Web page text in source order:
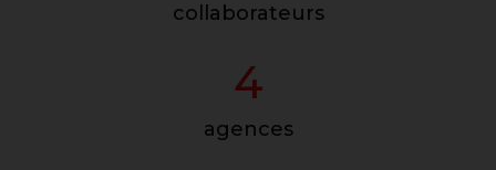
collaborateurs
4
agences